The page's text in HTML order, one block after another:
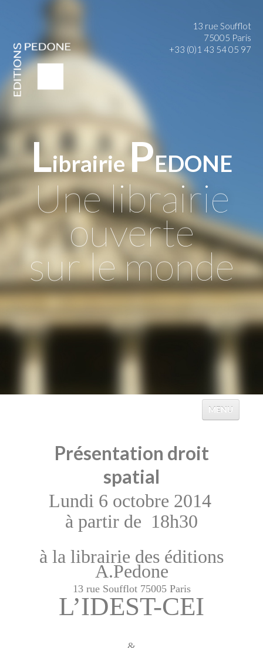
13 rue Soufflot
75005 Paris
+33 (0)1 43 54 05 97
LibrairiePEDONE
Une librairie
ouverte
sur le monde
MENU
ÉVÉNEMENTS
TABLES
CATALOGUES
Présentation droit
spatial
Lundi 6 octobre 2014
à partir de 18h30
à la librairie des éditions
A.Pedone
13 rue Soufflot 75005 Paris
L’IDEST-CEI